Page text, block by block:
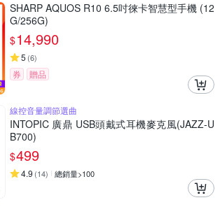
SHARP AQUOS R10 6.5吋徠卡智慧型手機 (12
G/256G)
$14,990
5 (6)
券 贈品
線控音量調節選曲
INTOPIC 廣鼎 USB頭戴式耳機麥克風(JAZZ-U
B700)
$499
4.9 (14) 總銷量>100